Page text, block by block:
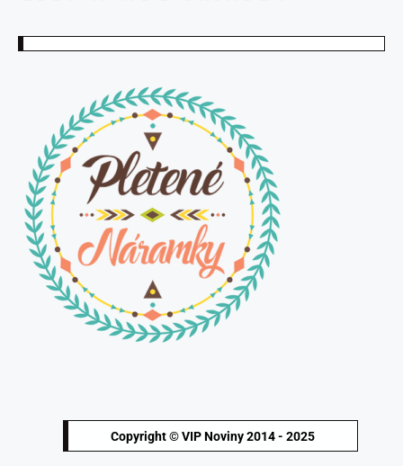
Copyright © VIP Noviny 2014 - 2025